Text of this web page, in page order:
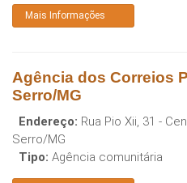
Mais Informações
Agência dos Correios
Serro/MG
Endereço: Rua Pio Xii, 31 -
Serro/MG
Tipo: Agência comunitária